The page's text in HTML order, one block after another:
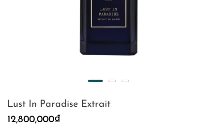
Lust In Paradise Extrait
12,800,000₫